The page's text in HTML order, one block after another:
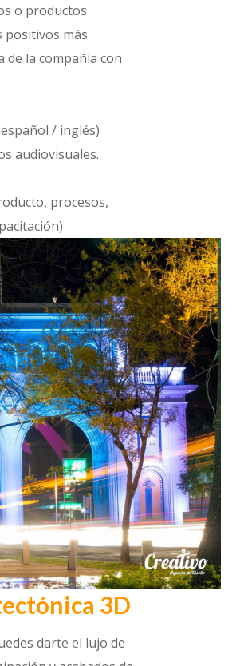
o productos
positivos más
la compañía con
/ inglés)
audiovisuales.
procesos,
3D
darte el lujo de